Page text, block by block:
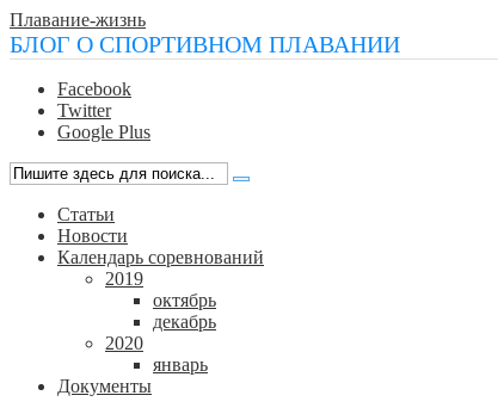
Плавание-жизнь
БЛОГ О СПОРТИВНОМ ПЛАВАНИИ
Facebook
Twitter
Google Plus
Статьи
Новости
Календарь соревнований
2019
октябрь
декабрь
2020
январь
Документы